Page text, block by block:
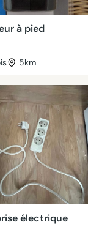
à pied
5km
électrique